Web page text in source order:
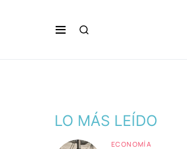
LO MÁS LEÍDO
ECONOMÍA